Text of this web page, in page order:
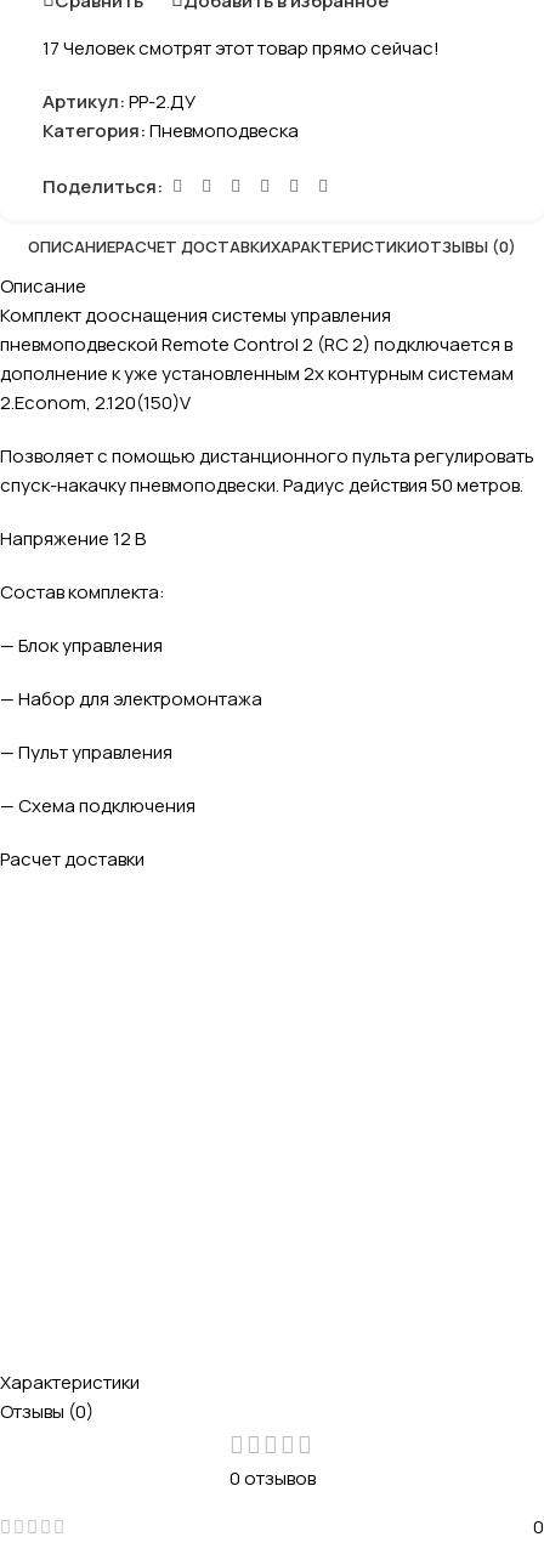
17Человек смотрят этот товар прямо сейчас!
Артикул:PP-2.ДУ
Категория:Пневмоподвеска
Поделиться:
ОПИСАНИЕРАСЧЕТ ДОСТАВКИХАРАКТЕРИСТИКИОТЗЫВЫ (0)
Описание
Комплект дооснащения системы управления
пневмоподвеской Remote Control 2 (RC 2) подключается в
дополнение к уже установленным 2х контурным системам
2.Econom, 2.120(150)V
Позволяет с помощью дистанционного пульта регулировать
спуск-накачку пневмоподвески. Радиус действия 50 метров.
Напряжение 12 В
Состав комплекта:
— Блок управления
— Набор для электромонтажа
— Пульт управления
— Схема подключения
Расчет доставки
Характеристики
Отзывы (0)
0 отзывов
0